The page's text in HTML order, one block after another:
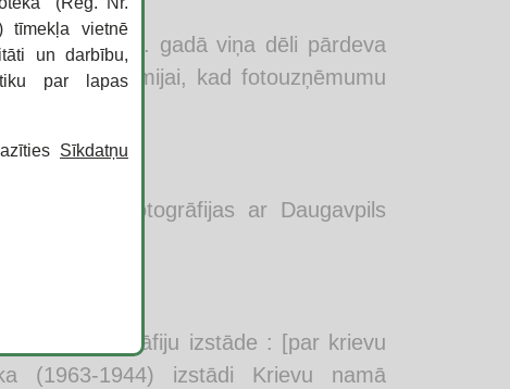
nāves 1948. gadā viņa dēli pārdeva
gadsimtu mijai, kad fotouzņēmumu
krāsu fotogrāfijas ar Daugavpils
fotogrāfiju izstāde : [par krievu
(1963-1944) izstādi Krievu namā
tīmekļa vietnē
un darbību,
par lapas
Sīkdatņu